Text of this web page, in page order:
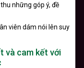
những góp ý, đề
viên dám nói lên suy
và cam kết với